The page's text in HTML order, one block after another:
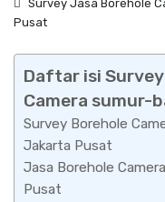
Survey Jasa Borehole
Pusat
Daftar isi
Camera sumur-
Survey Borehole
Jakarta Pusat
Jasa Borehole
Pusat